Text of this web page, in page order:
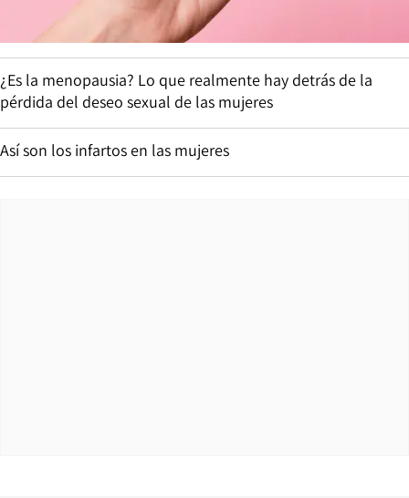
¿Es la menopausia? Lo que realmente hay detrás de la
pérdida del deseo sexual de las mujeres
Así son los infartos en las mujeres